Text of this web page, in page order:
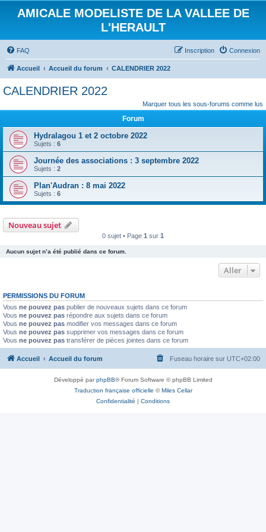
AMICALE MODELISTE DE LA VALLEE DE
L'HERAULT
FAQ Connexion
Inscription
Accueil Accueil du forum CALENDRIER 2022
CALENDRIER 2022
Marquer tous les sous-forums comme lus
Forum
Hydralagou 1 et 2 octobre 2022
Sujets : 6
Journée des associations : 3 septembre 2022
Sujets : 2
Plan'Audran : 8 mai 2022
Sujets : 6
Nouveau sujet
0 sujet • Page 1 sur 1
Aucun sujet n’a été publié dans ce forum.
Aller
PERMISSIONS DU FORUM
Vous ne pouvez pas publier de nouveaux sujets dans ce forum
Vous ne pouvez pas répondre aux sujets dans ce forum
Vous ne pouvez pas modifier vos messages dans ce forum
Vous ne pouvez pas supprimer vos messages dans ce forum
Vous ne pouvez pas transférer de pièces jointes dans ce forum
Accueil Accueil du forum Fuseau horaire sur UTC+02:00
Développé parphpBB® Forum Software © phpBB Limited
Traduction française officielle ©Miles Cellar
Confidentialité | Conditions